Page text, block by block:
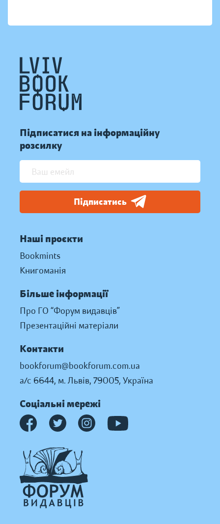
Підписатися на інформаційну
розсилку
Підписатись
Наші проєкти
Bookmints
Книгоманія
Більше інформації
Про ГО “Форум видавців”
Презентаційні матеріали
Контакти
bookforum@bookforum.com.ua
а/с 6644, м. Львів, 79005, Україна
Соціальні мережі